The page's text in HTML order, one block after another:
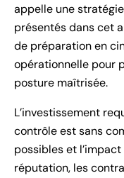
appelle une
présentés dans cet
de préparation en
opérationnelle pour
posture maîtrisée.
L’investissement
contrôle est sans
possibles et
réputation, les